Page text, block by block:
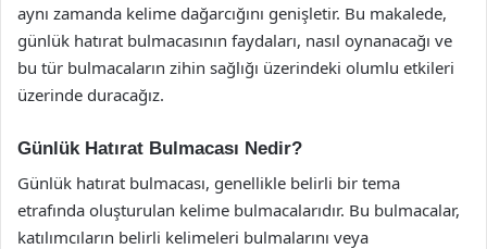
aynı zamanda kelime dağarcığını genişletir. Bu makalede,
günlük hatırat bulmacasının faydaları, nasıl oynanacağı ve
bu tür bulmacaların zihin sağlığı üzerindeki olumlu etkileri
üzerinde duracağız.
Günlük Hatırat Bulmacası Nedir?
Günlük hatırat bulmacası, genellikle belirli bir tema
etrafında oluşturulan kelime bulmacalarıdır. Bu bulmacalar,
katılımcıların belirli kelimeleri bulmalarını veya